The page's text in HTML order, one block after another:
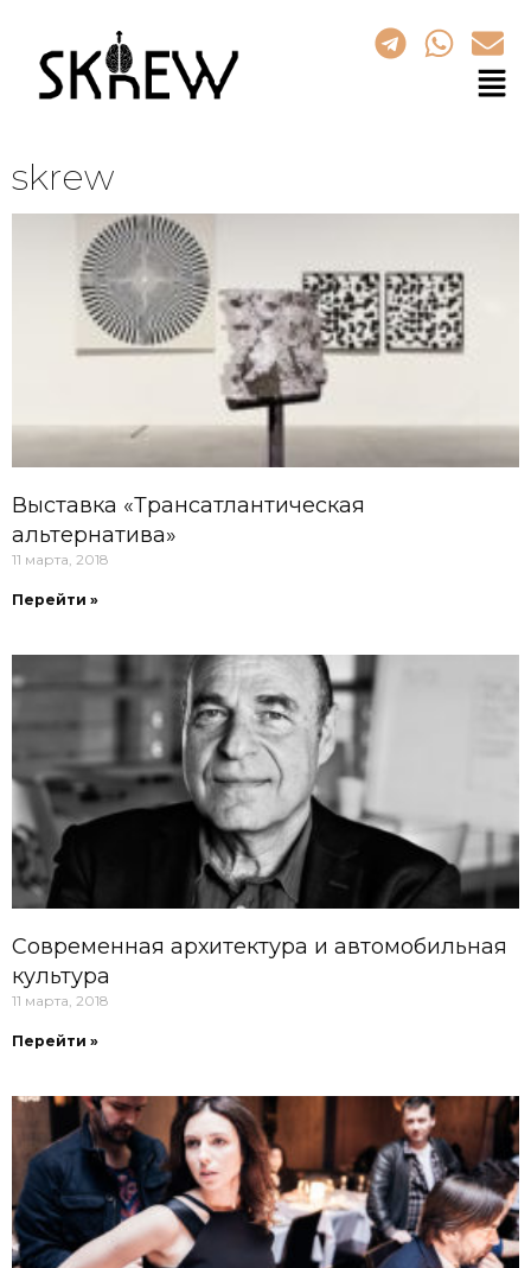
skrew
Выставка «Трансатлантическая
альтернатива»
11 марта, 2018
Перейти »
Современная архитектура и автомобильная
культура
11 марта, 2018
Перейти »